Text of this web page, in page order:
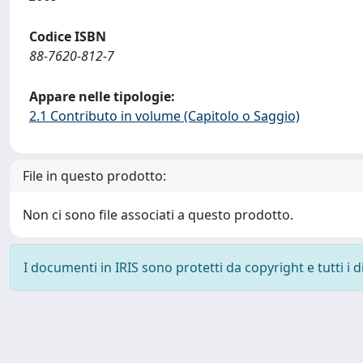
Codice ISBN
88-7620-812-7
Appare nelle tipologie:
2.1 Contributo in volume (Capitolo o Saggio)
File in questo prodotto:
Non ci sono file associati a questo prodotto.
I documenti in IRIS sono protetti da copyright e tutti i